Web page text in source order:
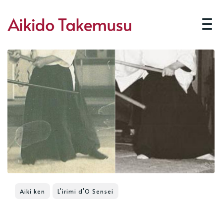
Aiki ken L'irimi d'O Sensei